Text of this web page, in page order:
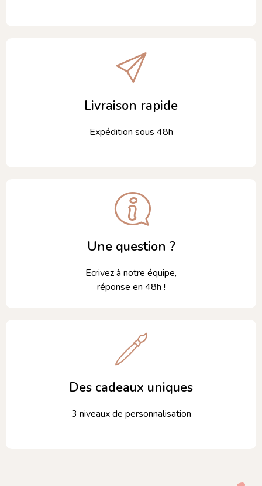
Livraison rapide
Expédition sous 48h
Une question ?
Ecrivez à notre équipe,
réponse en 48h !
Des cadeaux uniques
3 niveaux de personnalisation